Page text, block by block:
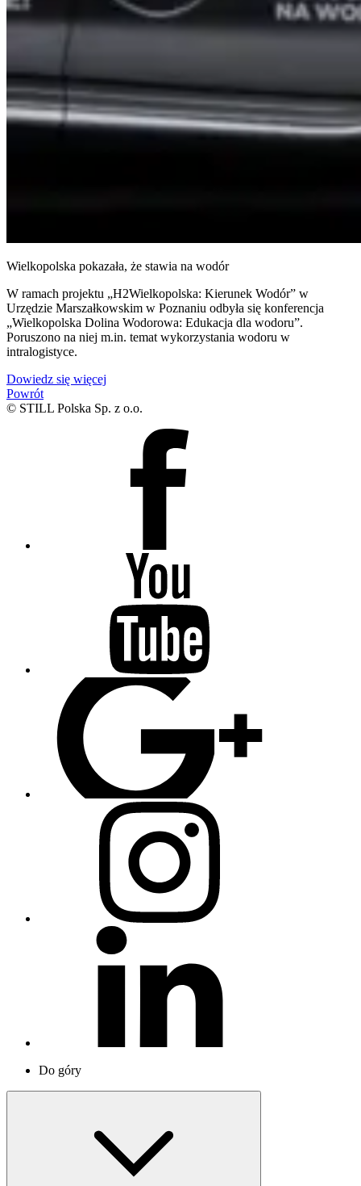
Wielkopolska pokazała, że stawia na wodór
W ramach projektu „H2Wielkopolska: Kierunek Wodór” w
Urzędzie Marszałkowskim w Poznaniu odbyła się konferencja
„Wielkopolska Dolina Wodorowa: Edukacja dla wodoru”.
Poruszono na niej m.in. temat wykorzystania wodoru w
intralogistyce.
Dowiedz się więcej
Powrót
© STILL Polska Sp. z o.o.
Do góry